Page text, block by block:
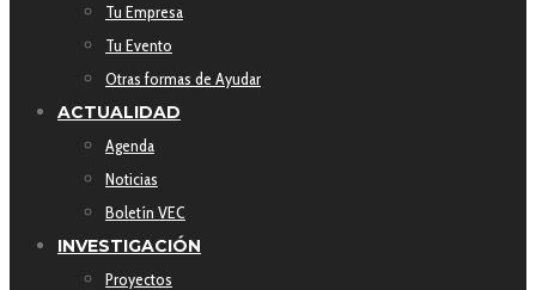
Tu Empresa
Tu Evento
Otras formas de Ayudar
ACTUALIDAD
Agenda
Noticias
Boletín VEC
INVESTIGACIÓN
Proyectos